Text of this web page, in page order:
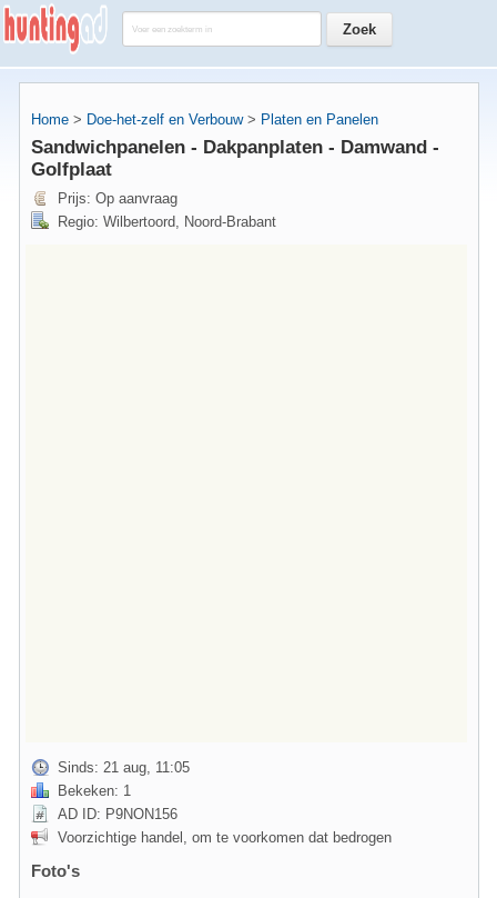
Home > Doe-het-zelf en Verbouw> Platen en Panelen
Sandwichpanelen - Dakpanplaten - Damwand -
Golfplaat
Prijs: Op aanvraag
Regio: Wilbertoord, Noord-Brabant
Sinds: 21 aug, 11:05
Bekeken: 1
AD ID: P9NON156
Voorzichtige handel, om te voorkomen dat bedrogen
Foto's